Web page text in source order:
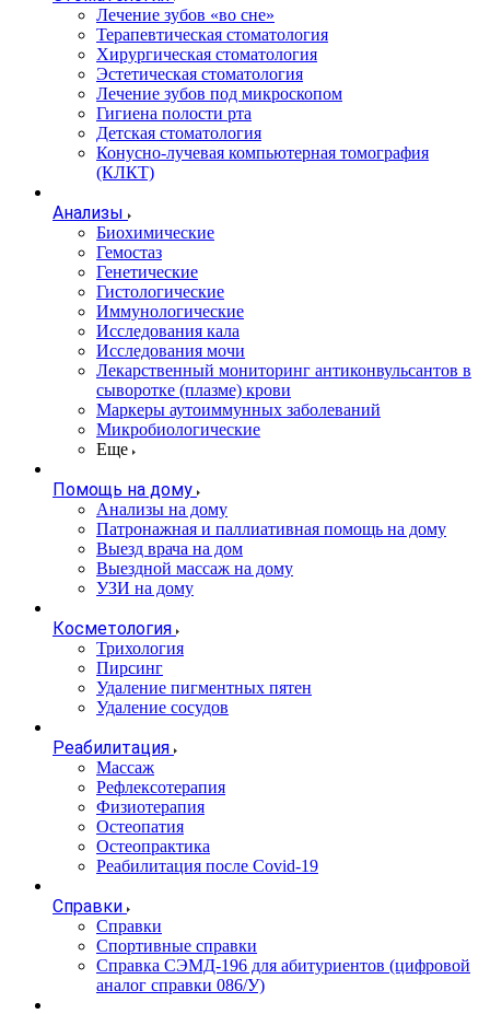
Лечение зубов «во сне»
Терапевтическая стоматология
Хирургическая стоматология
Эстетическая стоматология
Лечение зубов под микроскопом
Гигиена полости рта
Детская стоматология
Конусно-лучевая компьютерная томография
(КЛКТ)
Анализы
Биохимические
Гемостаз
Генетические
Гистологические
Иммунологические
Исследования кала
Исследования мочи
Лекарственный мониторинг антиконвульсантов в
сыворотке (плазме) крови
Маркеры аутоиммунных заболеваний
Микробиологические
Еще
Помощь на дому
Анализы на дому
Патронажная и паллиативная помощь на дому
Выезд врача на дом
Выездной массаж на дому
УЗИ на дому
Косметология
Трихология
Пирсинг
Удаление пигментных пятен
Удаление сосудов
Реабилитация
Массаж
Рефлексотерапия
Физиотерапия
Остеопатия
Остеопрактика
Реабилитация после Covid-19
Справки
Справки
Спортивные справки
Справка СЭМД‑196 для абитуриентов (цифровой
аналог справки 086/У)